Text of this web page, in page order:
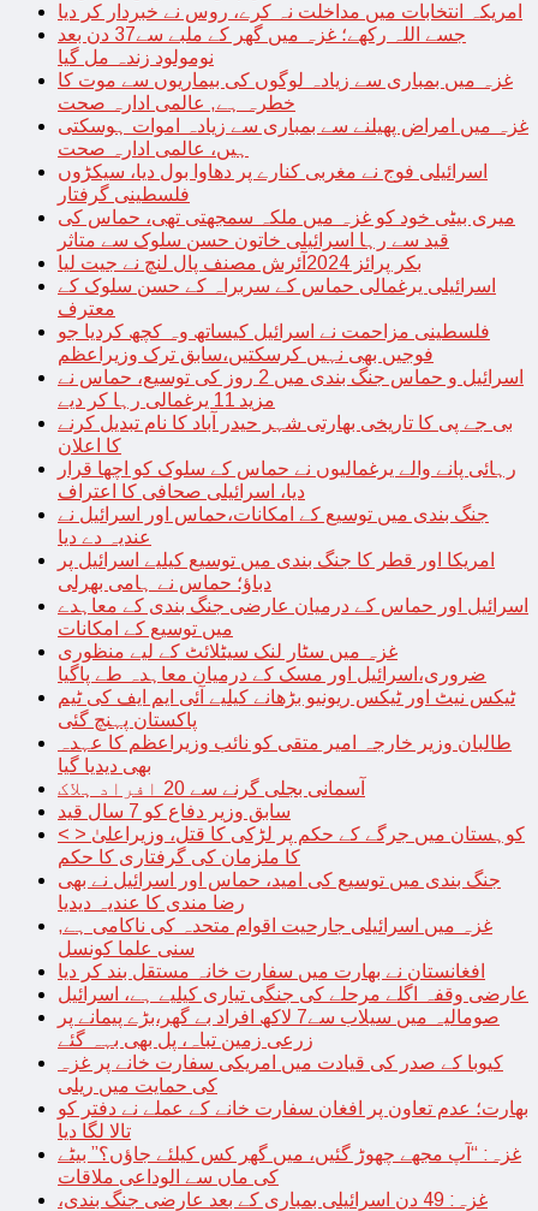
امریکہ انتخابات میں مداخلت نہ کرے، روس نے خبردار کر دیا
جسے اللہ رکھے؛ غزہ میں گھر کے ملبے سے37 دن بعد
نومولود زندہ مل گیا
غزہ میں بمباری سے زیادہ لوگوں کی بیماریوں سے موت کا
خطرہ ہے, عالمی ادارہ صحت
غزہ میں امراض پھیلنے سے بمباری سے زیادہ اموات ہوسکتی
ہیں، عالمی ادارہ صحت
اسرائیلی فوج نے مغربی کنارے پر دھاوا بول دیا، سیکڑوں
فلسطینی گرفتار
میری بیٹی خود کو غزہ میں ملکہ سمجھتی تھی، حماس کی
قید سے رہا اسرائیلی خاتون حسن سلوک سے متاثر
بکر پرائز 2024آئرش مصنف پال لنچ نے جیت لیا
اسرائیلی یرغمالی حماس کے سربراہ کے حسن سلوک کے
معترف
فلسطینی مزاحمت نے اسرائیل کیساتھ وہ کچھ کردیا جو
فوجیں بھی نہیں کرسکتیں،سابق ترک وزیراعظم
اسرائیل و حماس جنگ بندی میں 2 روز کی توسیع، حماس نے
مزید 11 یرغمالی رہا کر دیے
بی جے پی کا تاریخی بھارتی شہر حیدر آباد کا نام تبدیل کرنے
کا اعلان
رہائی پانے والے یرغمالیوں نے حماس کے سلوک کو اچھا قرار
دیا، اسرائیلی صحافی کا اعتراف
جنگ بندی میں توسیع کے امکانات،حماس اور اسرائیل نے
عندیہ دے دیا
امریکا اور قطر کا جنگ بندی میں توسیع کیلیے اسرائیل پر
دباؤ؛ حماس نے ہامی بھرلی
اسرائیل اور حماس کے درمیان عارضی جنگ بندی کے معاہدے
میں توسیع کے امکانات
غزہ میں سٹار لنک سیٹلائٹ کے لیے منظوری
ضروری،اسرائیل اور مسک کے درمیان معاہدہ طے پاگیا
ٹیکس نیٹ اور ٹیکس ریونیو بڑھانے کیلیے آئی ایم ایف کی ٹیم
پاکستان پہنچ گئی
طالبان وزیر خارجہ امیر متقی کو نائب وزیراعظم کا عہدہ
بھی دیدیا گیا
آسمانی بجلی گرنے سے 20 افراد ہلاک
سابق وزیر دفاع کو 7 سال قید
< > کوہستان میں جرگے کے حکم پر لڑکی کا قتل، وزیراعلیٰ
کا ملزمان کی گرفتاری کا حکم
جنگ بندی میں توسیع کی امید، حماس اور اسرائیل نے بھی
رضا مندی کا عندیہ دیدیا
غزہ میں اسرائیلی جارحیت اقوام متحدہ کی ناکامی ہے,
سنی علما کونسل
افغانستان نے بھارت میں سفارت خانہ مستقل بند کر دیا
عارضی وقفہ اگلے مرحلے کی جنگی تیاری کیلیے ہے، اسرائیل
صومالیہ میں سیلاب سے7 لاکھ افراد بے گھر،بڑے پیمانے پر
زرعی زمین تباہ، پل بھی بہہ گئے
کیوبا کے صدر کی قیادت میں امریکی سفارت خانے پر غزہ
کی حمایت میں ریلی
بھارت؛ عدم تعاون پر افغان سفارت خانے کے عملے نے دفتر کو
تالا لگا دیا
غزہ: “آپ مجھے چھوڑ گئیں، میں گھر کس کیلئے جاؤں؟” بیٹے
کی ماں سے الوداعی ملاقات
غزہ: 49 دن اسرائیلی بمباری کے بعد عارضی جنگ بندی،